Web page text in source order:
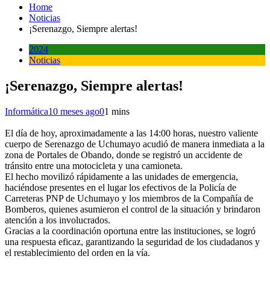
Home
Noticias
¡Serenazgo, Siempre alertas!
2024
Noticias
¡Serenazgo, Siempre alertas!
Informática10 meses ago01 mins
El día de hoy, aproximadamente a las 14:00 horas, nuestro valiente
cuerpo de Serenazgo de Uchumayo acudió de manera inmediata a la
zona de Portales de Obando, donde se registró un accidente de
tránsito entre una motocicleta y una camioneta.
El hecho movilizó rápidamente a las unidades de emergencia,
haciéndose presentes en el lugar los efectivos de la Policía de
Carreteras PNP de Uchumayo y los miembros de la Compañía de
Bomberos, quienes asumieron el control de la situación y brindaron
atención a los involucrados.
Gracias a la coordinación oportuna entre las instituciones, se logró
una respuesta eficaz, garantizando la seguridad de los ciudadanos y
el restablecimiento del orden en la vía.